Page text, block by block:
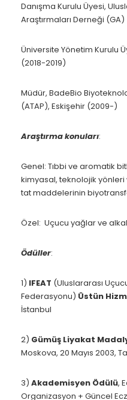
Danışma Kurulu Üyesi,
Araştırmaları Derneği
Üniversite Yönetim Kurulu
(2018-2019)
Müdür, BadeBio
(ATAP), Eskişehir (2009-)
Araştırma konuları:
Genel: Tıbbi ve aromatik
kimyasal, teknolojik
tat maddelerinin
Özel: Uçucu yağlar ve
Ödüller:
1) IFEAT (Uluslararası
Federasyonu) Üstün
İstanbul
2) Gümüş Liyakat
Moskova, 20 Mayıs 2003,
3) Akademisyen Ödülü,
Organizasyon + Güncel